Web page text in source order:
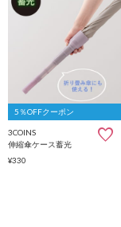
5％OFFクーポン
3COINS
伸縮傘ケース蓄光
¥330